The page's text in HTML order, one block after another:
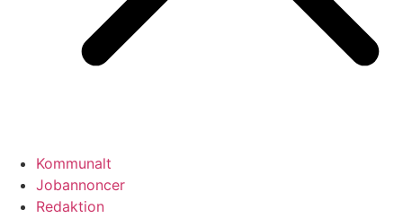
Kommunalt
Jobannoncer
Redaktion